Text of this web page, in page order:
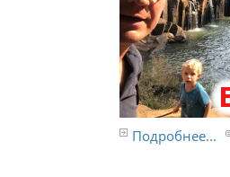
Подробнее...